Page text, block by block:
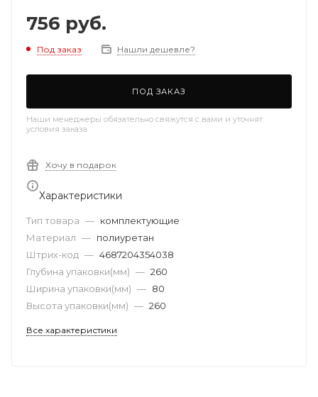
756 руб.
Под заказ Нашли дешевле?
ПОД ЗАКАЗ
Наши менеджеры обязательно свяжутся с вами и уточнят
условия заказа
Хочу в подарок
Характеристики
Тип товара — комплектующие
Материал — полиуретан
Штрих-код — 4687204354038
Глубина упаковки(мм) — 260
Ширина упаковки(мм) — 80
Высота упаковки(мм) — 260
Все характеристики